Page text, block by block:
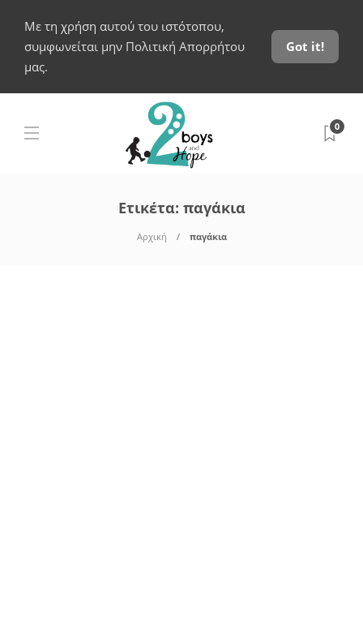
Με τη χρήση αυτού του ιστότοπου,
συμφωνείται μην Πολιτική Απορρήτου
μας.
Got it!
0
Ετικέτα: παγάκια
Αρχική παγάκια